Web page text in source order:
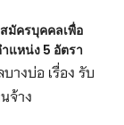
มัครบุคคลเพื่อ
แหน่ง 5 อัตรา
างบ่อ เรื่อง รับ
จ้าง